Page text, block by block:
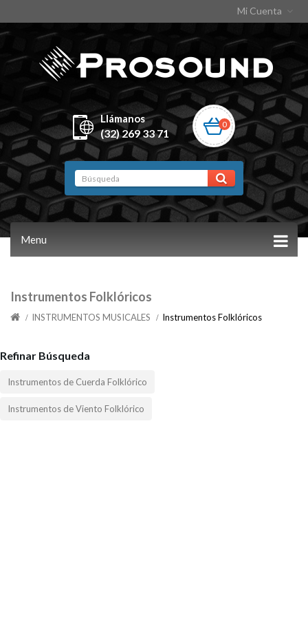
Mi Cuenta
Llámanos
(32) 269 33 71
0
Menu
Instrumentos Folklóricos
INSTRUMENTOS MUSICALES Instrumentos Folklóricos
Refinar Búsqueda
Instrumentos de Cuerda Folklórico
Instrumentos de Viento Folklórico